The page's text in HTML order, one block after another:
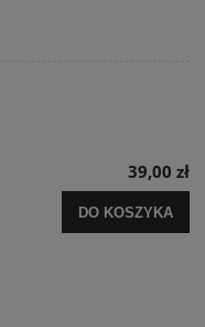
39,00 zł
DO KOSZYKA